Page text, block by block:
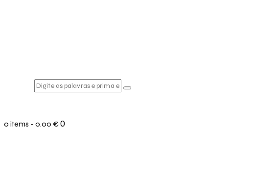
0 items - 0.00 €0